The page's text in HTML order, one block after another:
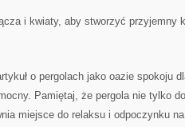
i kwiaty, aby stworzyć przyjemny
o pergolach jako oazie spokoju
Pamiętaj, że pergola nie tylko
miejsce do relaksu i odpoczynku